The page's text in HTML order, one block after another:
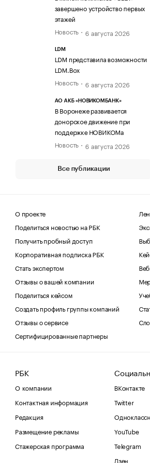
завершено устройство первых
этажей
Новость
6 августа 2026
LDM
LDM представила возможности
LDM.Box
Новость
6 августа 2026
АО АКБ «НОВИКОМБАНК»
В Воронеже развивается
донорское движение при
поддержке НОВИКОМа
Новость
6 августа 2026
Все публикации
О проекте
Поделиться новостью на РБК
Получить пробный доступ
Корпоративная подписка РБК
Стать экспертом
Отзывы о вашей компании
Поделиться кейсом
Создать профиль группы компаний
Отзывы о сервисе
Сертифицированные партнеры
РБК
О компании
Контактная информация
Редакция
Размещение рекламы
Стажерская программа
ВКонтакте
Twitter
YouTube
Telegram
Дзен